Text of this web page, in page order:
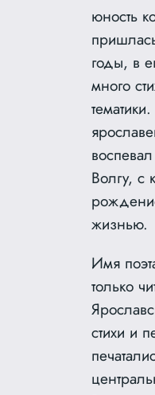
юность
годы, в
много
Волгу, с
жизнью.
Имя
только
стихи и